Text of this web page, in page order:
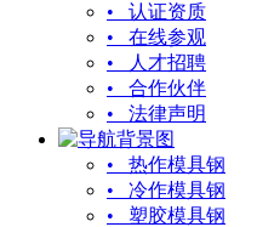
• 认证资质
• 在线参观
• 人才招聘
• 合作伙伴
• 法律声明
• 热作模具钢
• 冷作模具钢
• 塑胶模具钢